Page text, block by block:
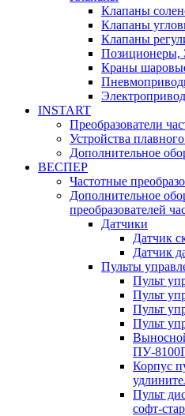
Клапаны
Клапаны
Клапаны
Краны
INSTART
Преобразователи
Устройства
Дополнительное
ВЕСПЕР
Частотные
Дополнительное
преобразователей
Датчики
Датчик
Датчик
Пульты
Пульт
Пульт
Пульт
Пульт
ПУ-
Корпус
Пульт
софт-